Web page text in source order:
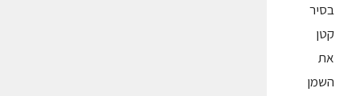
בסיר
קטן
את
השמן